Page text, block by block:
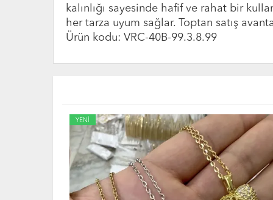
kalınlığı sayesinde hafif ve rahat bir
her tarza uyum sağlar. Toptan satış
Ürün kodu: VRC-40B-99.3.8.99
YENİ